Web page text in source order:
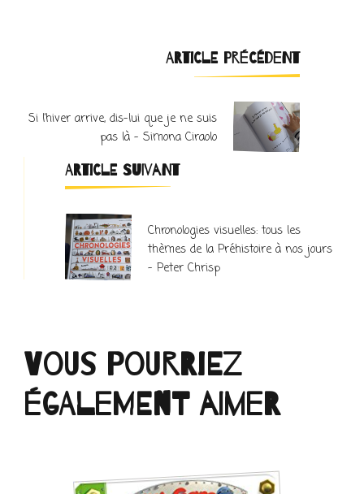
Navigation
d'article
ARTICLE PRÉCÉDENT
Si l’hiver arrive, dis-lui que je ne suis
pas là – Simona Ciraolo
ARTICLE SUIVANT
Chronologies visuelles: tous les
thèmes de la Préhistoire à nos jours
– Peter Chrisp
Vous pourriez
également aimer